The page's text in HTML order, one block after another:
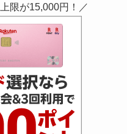
限が15,000円！／